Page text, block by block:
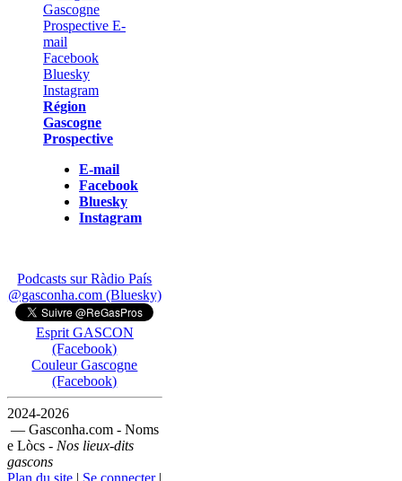
Région
Gascogne
Prospective
E-mail
Facebook
Bluesky
Instagram
Podcasts sur Ràdio País
@gasconha.com (Bluesky)
Esprit GASCON
(Facebook)
Couleur Gascogne
(Facebook)
2024-2026
— Gasconha.com - Noms
e Lòcs - Nos lieux-dits
gascons
Plan du site | Se connecter|